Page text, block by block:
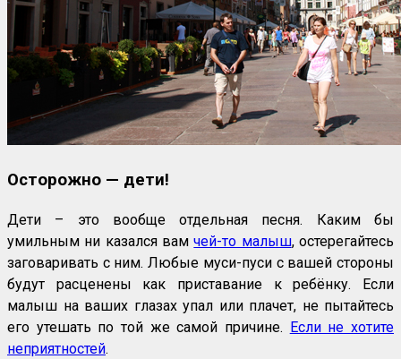
Осторожно — дети!
Дети – это вообще отдельная песня. Каким бы
умильным ни казался вамчей-то малыш, остерегайтесь
заговаривать с ним. Любые муси-пуси с вашей стороны
будут расценены как приставание к ребёнку. Если
малыш на ваших глазах упал или плачет, не пытайтесь
его утешать по той же самой причине. Если не хотите
неприятностей.